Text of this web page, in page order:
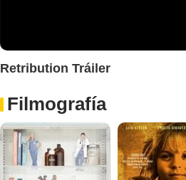
Retribution Tráiler
Filmografía